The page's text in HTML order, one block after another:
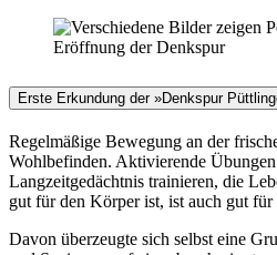
Erste Erkundung der »Denkspur
Regelmäßige Bewegung an der
Wohlbefinden. Aktivierende
Langzeitgedächtnis trainieren, die
gut für den Körper ist, ist auch gut
Davon überzeugte sich selbst eine